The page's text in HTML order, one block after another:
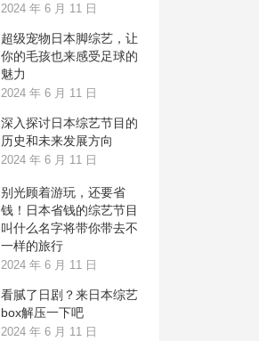
2024 年 6 月 11 日
超级宠物日本脚综艺，让
你的毛孩也来感受足球的
魅力
2024 年 6 月 11 日
深入探讨日本综艺节目的
历史和未来发展方向
2024 年 6 月 11 日
别光顾着游玩，还要省
钱！日本省钱的综艺节目
叫什么名字将带你带去不
一样的旅行
2024 年 6 月 11 日
看腻了日剧？来日本综艺
box解压一下吧
2024 年 6 月 11 日